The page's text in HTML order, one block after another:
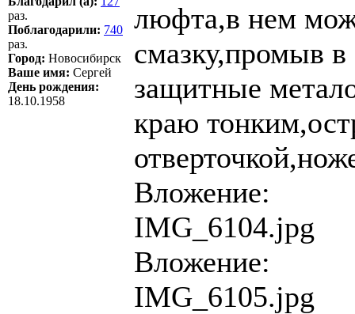
раз.
Поблагодарили: 740
раз.
Город: Новосибирск
Ваше имя: Сергей
День рождения:
18.10.1958
люфта,в нем
смазку,промыв в
защитные
краю
Вложение:
IMG_6104.jpg
Вложение:
IMG_6105.jpg